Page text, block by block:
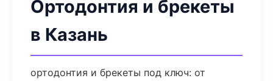
Ортодонтия и брекеты
в Казань
ортодонтия и брекеты под ключ: от